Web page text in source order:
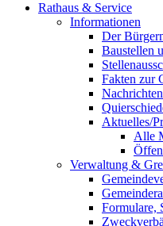
Rathaus & Service
Informationen
Der
Baustellen
Fakten zur
Aktuelles/
Alle
Verwaltung &
Formulare,